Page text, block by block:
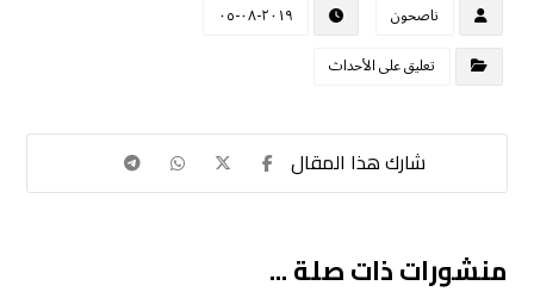
ناصحون
٢٠١٩-٠٨-٠٥
تعليق على الأحداث
منشورات ذات صلة ...